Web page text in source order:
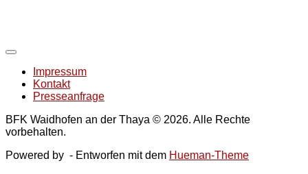
Impressum
Kontakt
Presseanfrage
BFK Waidhofen an der Thaya © 2026. Alle Rechte
vorbehalten.
Powered by - Entworfen mit dem Hueman-Theme